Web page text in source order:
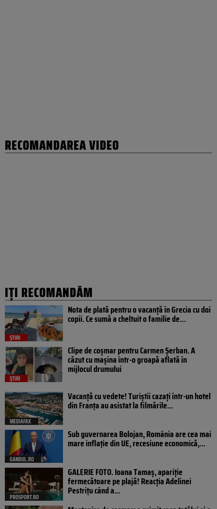
RECOMANDAREA VIDEO
IȚI RECOMANDĂM
ȘTIRI
Nota de plată pentru o vacanță în Grecia cu doi
copii. Ce sumă a cheltuit o familie de…
ȘTIRI
Clipe de coșmar pentru Carmen Șerban. A
căzut cu mașina într-o groapă aflată în
mijlocul drumului
MEDIAFAX
Vacanță cu vedete! Turiștii cazați într-un hotel
din Franța au asistat la filmările...
GANDUL.RO
Sub guvernarea Bolojan, România are cea mai
mare inflație din UE, recesiune economică,...
PROSPORT.RO
GALERIE FOTO. Ioana Tamaş, apariție
fermecătoare pe plajă! Reacția Adelinei
Pestrițu când a...